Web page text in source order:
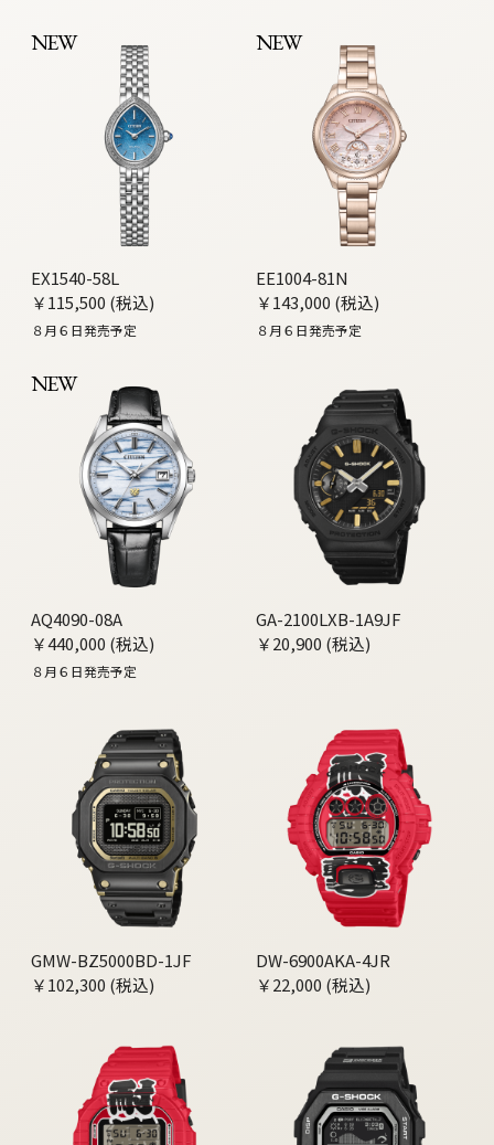
NEW
EX1540-58L
￥115,500 (税込)
８月６日発売予定
NEW
EE1004-81N
￥143,000 (税込)
８月６日発売予定
NEW
AQ4090-08A
￥440,000 (税込)
８月６日発売予定
GA-2100LXB-1A9JF
￥20,900 (税込)
GMW-BZ5000BD-1JF
￥102,300 (税込)
DW-6900AKA-4JR
￥22,000 (税込)